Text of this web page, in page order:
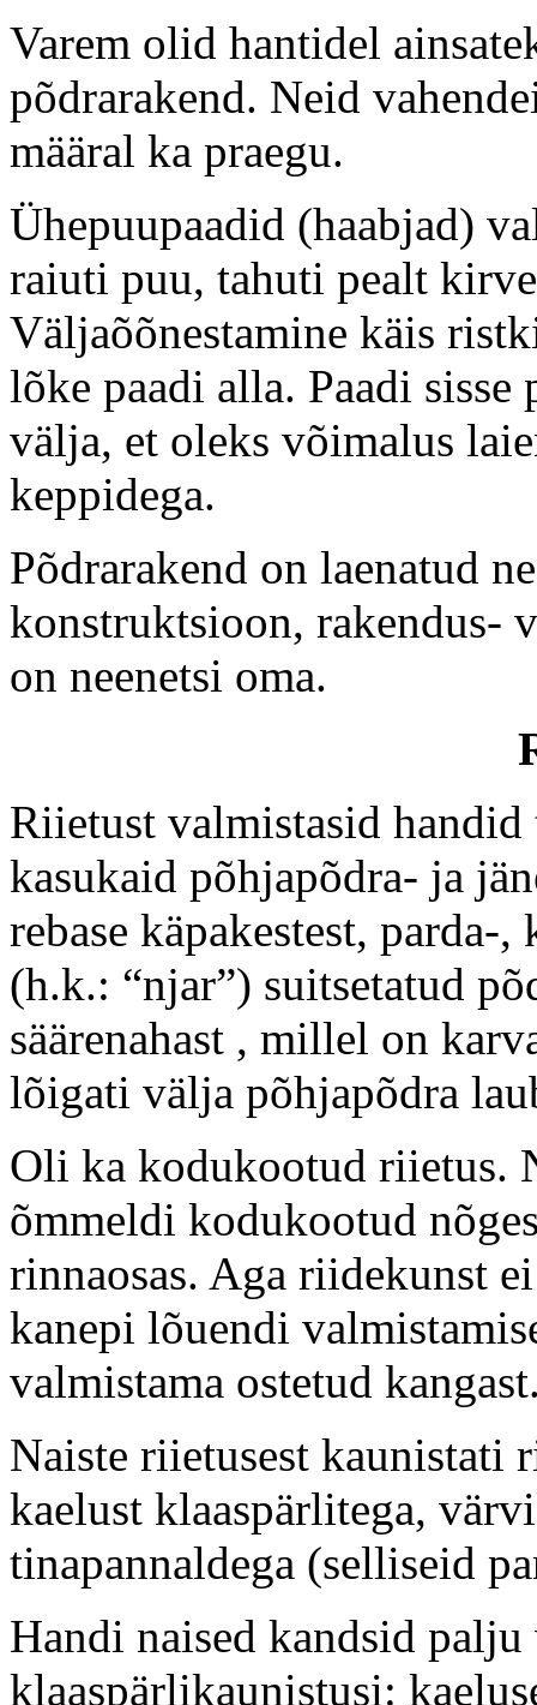
Varem olid hantidel
põdrarakend. Neid
määral ka praegu.
Ühepuupaadid (haabjad)
raiuti puu, tahuti pealt
Väljaõõnestamine käis
lõke paadi alla. Paadi
välja, et oleks võimalus
keppidega.
Põdrarakend on laenatud
konstruktsioon, rakendus-
on neenetsi oma.
Riietust valmistasid
kasukaid põhjapõdra- ja
rebase käpakestest,
(h.k.: “njar”) suitsetatud
säärenahast , millel on
lõigati välja põhjapõdra
Oli ka kodukootud riietus.
õmmeldi kodukootud
rinnaosas. Aga riidekunst
kanepi lõuendi
valmistama ostetud
Naiste riietusest
kaelust klaaspärlitega,
tinapannaldega (selliseid
Handi naised kandsid
klaaspärlikaunistusi: